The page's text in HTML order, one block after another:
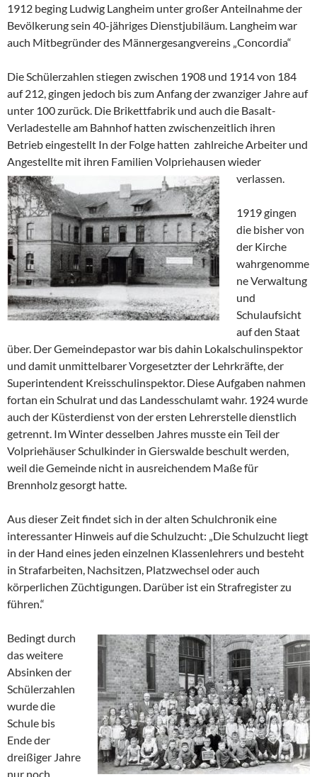
1912 beging Ludwig Langheim unter großer Anteilnahme der
Bevölkerung sein 40-jähriges Dienstjubiläum. Langheim war
auch Mitbegründer des Männergesangvereins „Concordia“
Die Schülerzahlen stiegen zwischen 1908 und 1914 von 184
auf 212, gingen jedoch bis zum Anfang der zwanziger Jahre auf
unter 100 zurück. Die Brikettfabrik und auch die Basalt-
Verladestelle am Bahnhof hatten zwischenzeitlich ihren
Betrieb eingestellt In der Folge hatten zahlreiche Arbeiter und
Angestellte mit ihren Familien Volpriehausen wieder
verlassen.
1919 gingen
die bisher von
der Kirche
wahrgenomme
ne Verwaltung
und
Schulaufsicht
auf den Staat
über. Der Gemeindepastor war bis dahin Lokalschulinspektor
und damit unmittelbarer Vorgesetzter der Lehrkräfte, der
Superintendent Kreisschulinspektor. Diese Aufgaben nahmen
fortan ein Schulrat und das Landesschulamt wahr. 1924 wurde
auch der Küsterdienst von der ersten Lehrerstelle dienstlich
getrennt. Im Winter desselben Jahres musste ein Teil der
Volpriehäuser Schulkinder in Gierswalde beschult werden,
weil die Gemeinde nicht in ausreichendem Maße für
Brennholz gesorgt hatte.
Aus dieser Zeit findet sich in der alten Schulchronik eine
interessanter Hinweis auf die Schulzucht: „Die Schulzucht liegt
in der Hand eines jeden einzelnen Klassenlehrers und besteht
in Strafarbeiten, Nachsitzen, Platzwechsel oder auch
körperlichen Züchtigungen. Darüber ist ein Strafregister zu
führen.“
Bedingt durch
das weitere
Absinken der
Schülerzahlen
wurde die
Schule bis
Ende der
dreißiger Jahre
nur noch